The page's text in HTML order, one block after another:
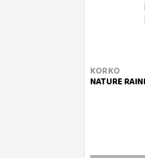
KORKO
NATURE